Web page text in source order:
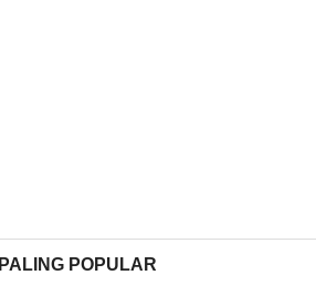
PALING POPULAR